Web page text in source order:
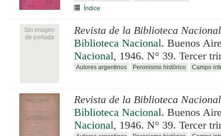
Índice
Sin imagen
de portada
Revista de la Biblioteca Nacional
Biblioteca Nacional. Buenos
Nacional, 1946. N° 39. Tercer
Autores argentinos Peronismo histórico Campo
Revista de la Biblioteca Nacional
Biblioteca Nacional. Buenos
Nacional, 1946. N° 39. Tercer